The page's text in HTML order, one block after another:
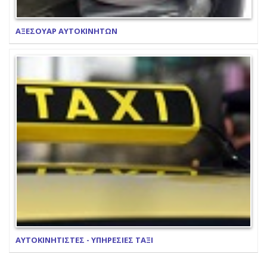
ΑΞΕΣΟΥΑΡ ΑΥΤΟΚΙΝΗΤΩΝ
ΑΥΤΟΚΙΝΗΤΙΣΤΕΣ - ΥΠΗΡΕΣΙΕΣ ΤΑΞΙ